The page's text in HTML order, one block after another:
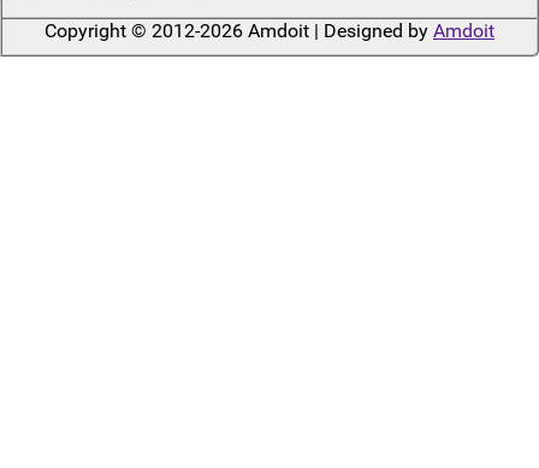
Copyright © 2012-2026 Amdoit | Designed by Amdoit